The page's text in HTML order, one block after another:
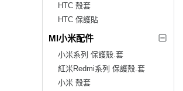
HTC 殼套
HTC 保護貼
MI小米配件
小米系列 保護殼.套
紅米Redmi系列 保護殼.套
小米 殼套